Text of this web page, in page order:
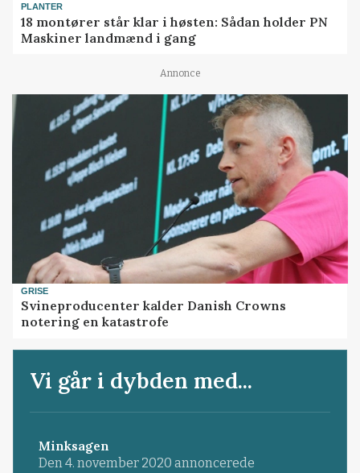
PLANTER
18 montører står klar i høsten: Sådan holder PN
Maskiner landmænd i gang
Annonce
GRISE
Svineproducenter kalder Danish Crowns
notering en katastrofe
Vi går i dybden med...
Minksagen
Den 4. november 2020 annoncerede